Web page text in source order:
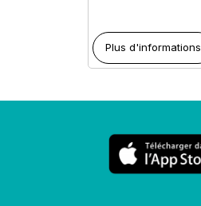
Plus d'informations